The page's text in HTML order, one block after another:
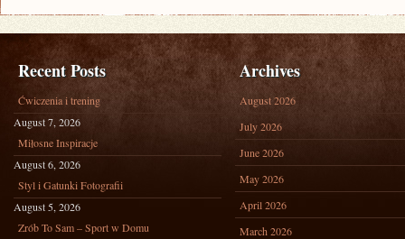
Recent Posts
Ćwiczenia i trening
August 7, 2026
Miłosne Inspiracje
August 6, 2026
Styl i Gatunki Fotografii
August 5, 2026
Zrób To Sam – Sport w Domu
Archives
August 2026
July 2026
June 2026
May 2026
April 2026
March 2026